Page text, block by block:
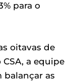
para o
oitavas de
a equipe
balançar as